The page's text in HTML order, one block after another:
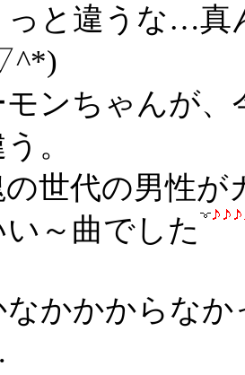
っと違うな…真
モンちゃんが
。
の世代の男性
～曲でした
なかかからな